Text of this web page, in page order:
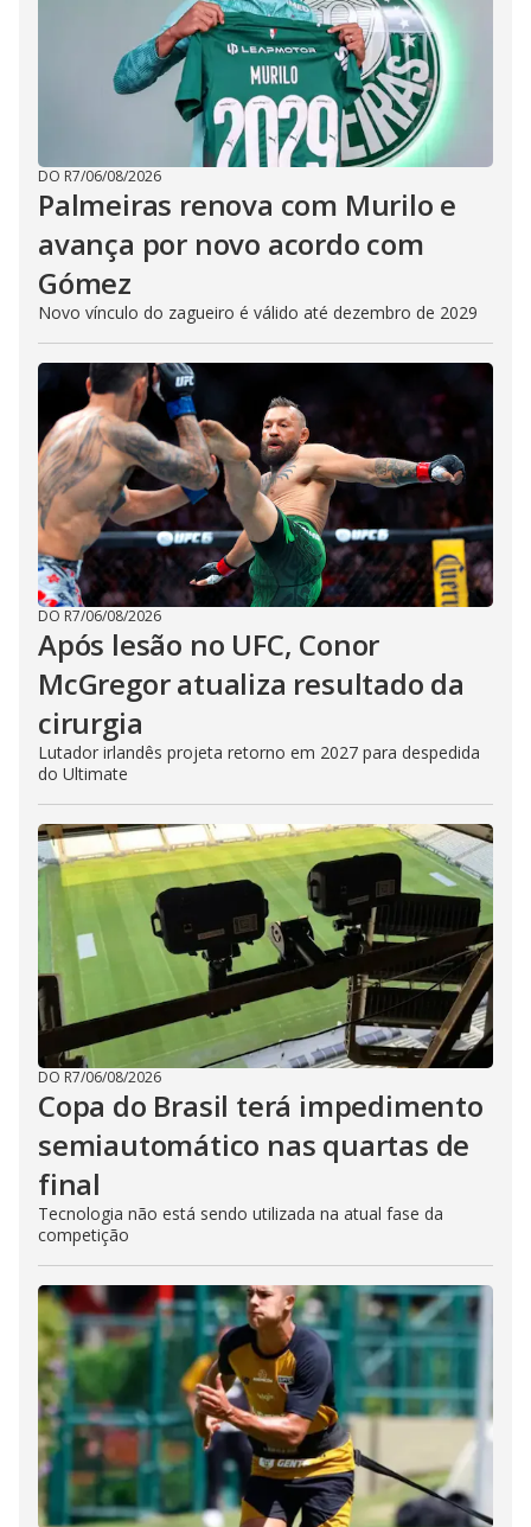
DO R7/06/08/2026
Palmeiras renova com Murilo e
avança por novo acordo com
Gómez
Novo vínculo do zagueiro é válido até dezembro de 2029
DO R7/06/08/2026
Após lesão no UFC, Conor
McGregor atualiza resultado da
cirurgia
Lutador irlandês projeta retorno em 2027 para despedida
do Ultimate
DO R7/06/08/2026
Copa do Brasil terá impedimento
semiautomático nas quartas de
final
Tecnologia não está sendo utilizada na atual fase da
competição